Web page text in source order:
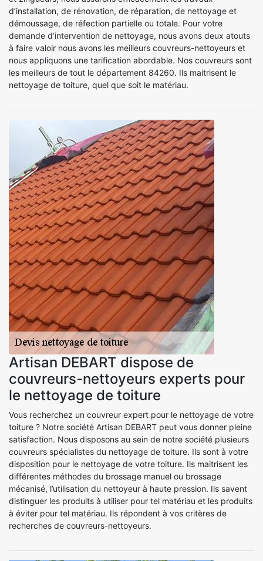
d’installation, de rénovation, de réparation, de nettoyage et
démoussage, de réfection partielle ou totale. Pour votre
demande d’intervention de nettoyage, nous avons deux atouts
à faire valoir nous avons les meilleurs couvreurs-nettoyeurs et
nous appliquons une tarification abordable. Nos couvreurs sont
les meilleurs de tout le département 84260. Ils maitrisent le
nettoyage de toiture, quel que soit le matériau.
Artisan DEBART dispose de
couvreurs-nettoyeurs experts pour
le nettoyage de toiture
Vous recherchez un couvreur expert pour le nettoyage de votre
toiture ? Notre société Artisan DEBART peut vous donner pleine
satisfaction. Nous disposons au sein de notre société plusieurs
couvreurs spécialistes du nettoyage de toiture. Ils sont à votre
disposition pour le nettoyage de votre toiture. Ils maitrisent les
différentes méthodes du brossage manuel ou brossage
mécanisé, l’utilisation du nettoyeur à haute pression. Ils savent
distinguer les produits à utiliser pour tel matériau et les produits
à éviter pour tel matériau. Ils répondent à vos critères de
recherches de couvreurs-nettoyeurs.